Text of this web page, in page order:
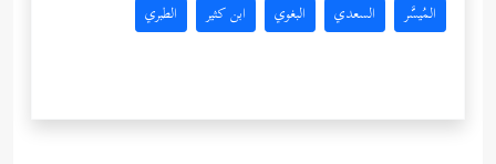
المُيسَّر السعدي البغوي ابن كثير الطبري